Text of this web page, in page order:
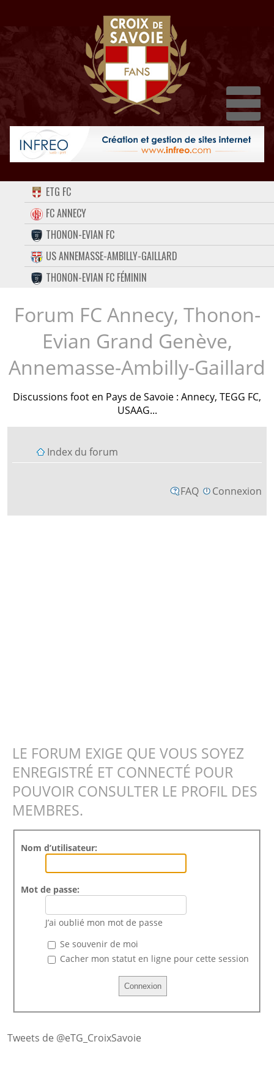
ACCUEIL
FORUM
CONTACT
FACEBOOK
TWITTER
INSTAGRAM
ETG FC
FC ANNECY
THONON-EVIAN FC
US ANNEMASSE-AMBILLY-GAILLARD
THONON-EVIAN FC FÉMININ
Forum FC Annecy, Thonon-
Evian Grand Genève,
Annemasse-Ambilly-Gaillard
Discussions foot en Pays de Savoie : Annecy, TEGG FC,
USAAG...
Index du forum
FAQ Connexion
LE FORUM EXIGE QUE VOUS SOYEZ
ENREGISTRÉ ET CONNECTÉ POUR
POUVOIR CONSULTER LE PROFIL DES
MEMBRES.
Nom d’utilisateur:
Mot de passe:
J’ai oublié mon mot de passe
Se souvenir de moi
Cacher mon statut en ligne pour cette session
Tweets de @eTG_CroixSavoie